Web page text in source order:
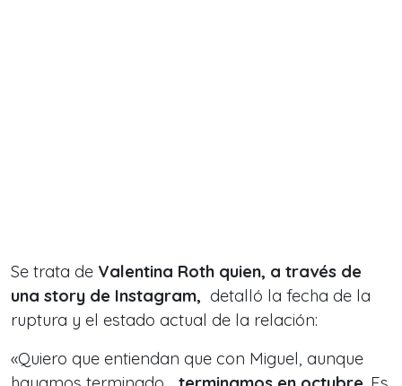
Se trata de Valentina Roth quien, a través de
una story de Instagram, detalló la fecha de la
ruptura y el estado actual de la relación:
«Quiero que entiendan que con Miguel, aunque